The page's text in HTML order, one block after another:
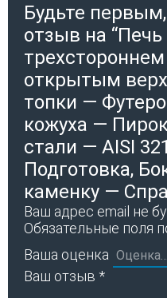
Будьте
отзыв на
открытым
топки —
кожуха —
стали — AISI
Подготовка,
каменку —
Ваш адрес email не
Обязательные поля
Ваша оценка
Ваш отзыв *